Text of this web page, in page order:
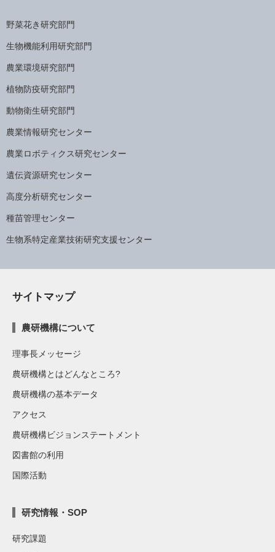
野菜花き研究部門
生物機能利用研究部門
農業環境研究部門
植物防疫研究部門
動物衛生研究部門
農業情報研究センター
農業ロボティクス研究センター
遺伝資源研究センター
高度分析研究センター
種苗管理センター
生物系特定産業技術研究支援センター
サイトマップ
農研機構について
理事長メッセージ
農研機構とはどんなところ?
農研機構の基本データ
アクセス
農研機構ビジョンステートメント
図書館の利用
国際活動
研究情報・SOP
研究課題